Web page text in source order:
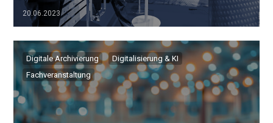
20.06.2023
▷▷▷
Digitale Archivierung
Digitalisierung & KI
Fachveranstaltung